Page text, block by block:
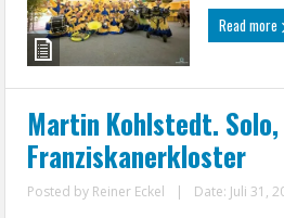
Read more
Martin Kohlstedt.
Franziskanerkloster
Posted by Reiner Eckel | Date: Juli 31,